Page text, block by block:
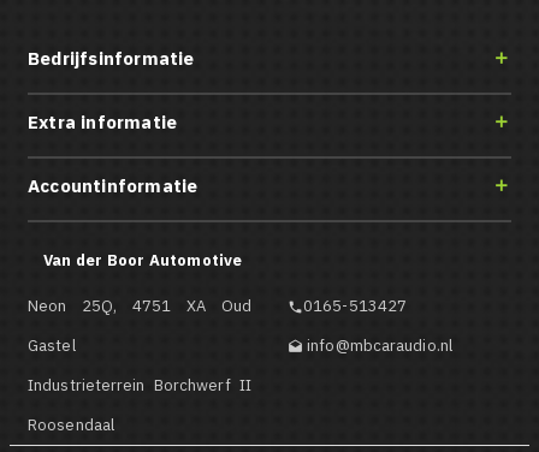
Bedrijfsinformatie 
Extra informatie 
Accountinformatie 
Van der Boor Automotive
Neon 25Q, 4751 XA Oud
Gastel
Industrieterrein Borchwerf II
Roosendaal
0165-513427
 info@mbcaraudio.nl